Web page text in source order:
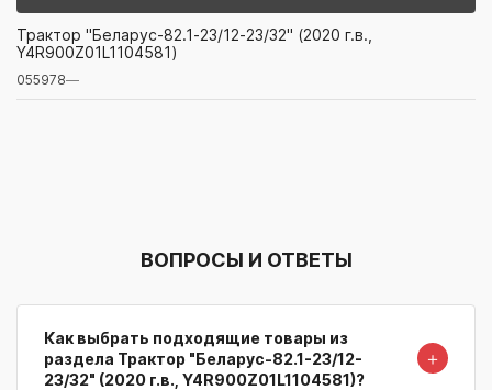
Артикул/Бренд Наименование
055978—
Трактор "Беларус-82.1-23/12-23/32" (2020 г.в.,
Y4R900Z01L1104581)
055978—
ВОПРОСЫ И ОТВЕТЫ
Как выбрать подходящие товары из
раздела Трактор "Беларус-82.1-23/12-
23/32" (2020 г.в., Y4R900Z01L1104581)?
＋